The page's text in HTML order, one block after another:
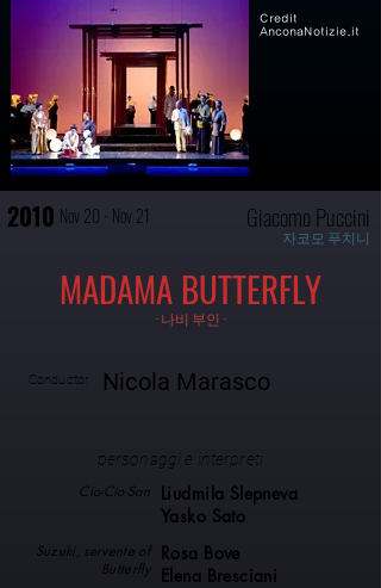
Credit
AnconaNotizie.it
2010 Nov 20 - Nov 21 Giacomo Puccini
자코모 푸치니
MADAMA BUTTERFLY
- 나비 부인 -
Conductor Nicola Marasco
personaggi e interpreti
Cio-Cio-San
Liudmila Slepneva
Yasko Sato
Suzuki, servente of
Butterfly
Rosa Bove
Elena Bresciani